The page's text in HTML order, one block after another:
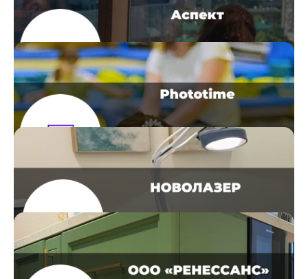
Разработка чат-бота открытых
линий | Пензаспецавтомаш
Читать кейс
Автоматизация закупок | Новолазер
Читать кейс
Автоматизация консалтингового
агентства | Аспект
Читать кейс
Автоматизация компании фотоуслуг
| Фототайм